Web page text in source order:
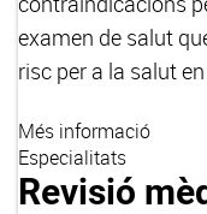
examen de salut
risc per a la salut
Més informació
Especialitats
Revisió